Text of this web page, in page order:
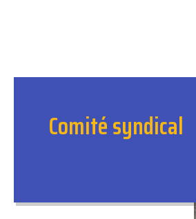
Comité syndical